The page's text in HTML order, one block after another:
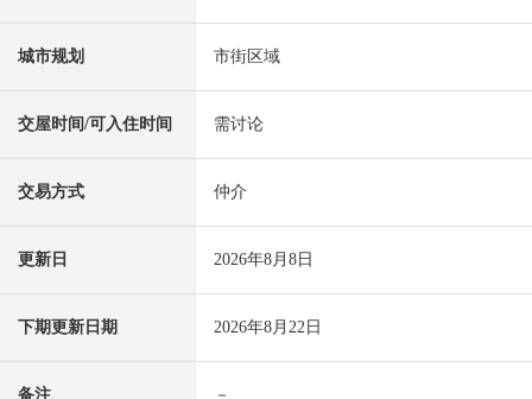
城市规划 市街区域
交屋时间/可入住时间 需讨论
交易方式 仲介
更新日 2026年8月8日
下期更新日期 2026年8月22日
备注 －